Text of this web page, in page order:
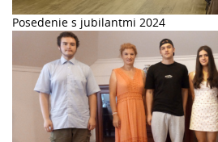
Posedenie s jubilantmi 2024